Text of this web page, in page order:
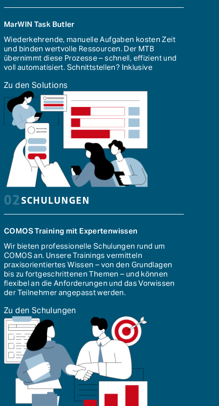
MarWIN Task Butler
Wiederkehrende, manuelle Aufgaben kosten Zeit
und binden wertvolle Ressourcen. Der MTB
übernimmt diese Prozesse – schnell, effizient und
voll automatisiert. Schnittstellen? Inklusive
Zu den Solutions
02SCHULUNGEN
COMOS Training mit Expertenwissen
Wir bieten professionelle Schulungen rund um
COMOS an. Unsere Trainings vermitteln
praxisorientiertes Wissen – von den Grundlagen
bis zu fortgeschrittenen Themen – und können
flexibel an die Anforderungen und das Vorwissen
der Teilnehmer angepasst werden.
Zu den Schulungen